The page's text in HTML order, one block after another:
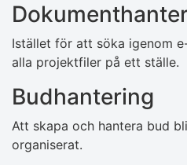
Istället för att söka igenom
alla projektfiler på ett ställe.
Budhantering
Att skapa och hantera bud
organiserat.